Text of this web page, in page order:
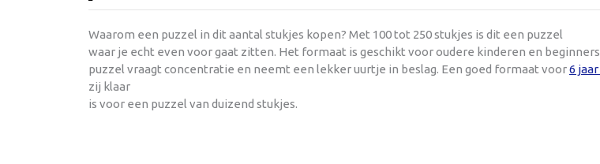
Waarom een puzzel in dit aantal stukjes kopen? Met 100 tot 250 stukjes is dit een puzzel
waar je echt even voor gaat zitten. Het formaat is geschikt voor oudere kinderen en
puzzel vraagt concentratie en neemt een lekker uurtje in beslag. Een goed formaat voor6
zij klaar
is voor een puzzel van duizend stukjes.